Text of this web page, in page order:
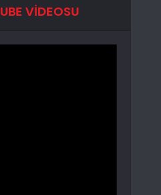
VIDEOSU